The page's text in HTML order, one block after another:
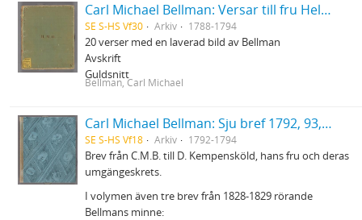
Carl Michael Bellman: Versar till fru Helena Qviding och medlemmar af hennes familj, 1788-1794
SE S-HS Vf30 Arkiv 1788-1794
20 verser med en laverad bild av Bellman
Avskrift
Guldsnitt
Bellman, Carl Michael
Carl Michael Bellman: Sju bref 1792, 93, 94 egenhändigt skrifna af B- och försedda med förlagda teckningar + bilagor
SE S-HS Vf18 Arkiv 1792-1794
Brev från C.M.B. till D. Kempensköld, hans fru och deras
umgängeskrets.
I volymen även tre brev från 1828-1829 rörande
Bellmans minne: